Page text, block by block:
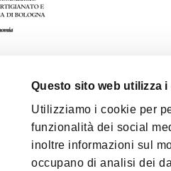
Questo sito web utilizza
Utilizziamo i cookie per
funzionalità dei social
inoltre informazioni sul
occupano di analisi dei
旅行社
博洛
双塔
下载